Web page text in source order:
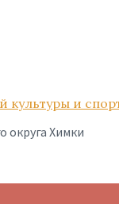
культуры и
округа Химки